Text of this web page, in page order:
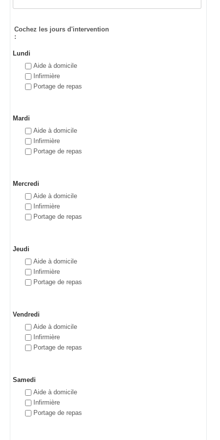
Cochez les jours d'intervention
:
Lundi
Aide à domicile
Infirmière
Portage de repas
Mardi
Aide à domicile
Infirmière
Portage de repas
Mercredi
Aide à domicile
Infirmière
Portage de repas
Jeudi
Aide à domicile
Infirmière
Portage de repas
Vendredi
Aide à domicile
Infirmière
Portage de repas
Samedi
Aide à domicile
Infirmière
Portage de repas